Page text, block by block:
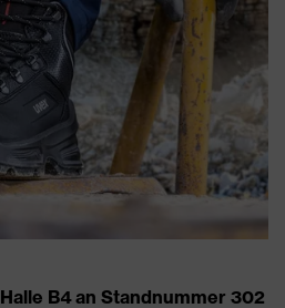
Halle B4 an Standnummer 302